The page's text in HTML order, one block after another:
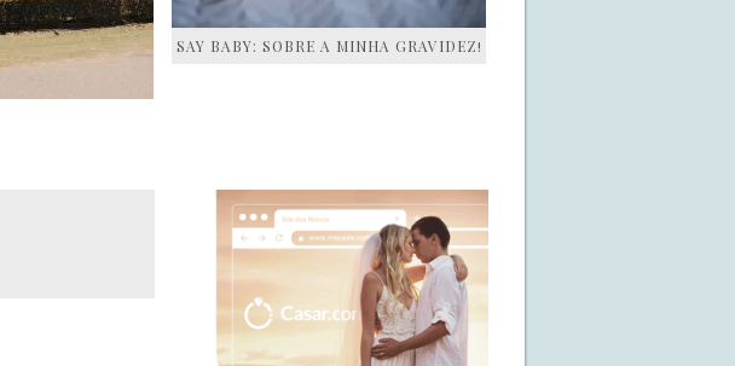
SAY BABY: SOBRE A MINHA GRAVIDEZ!
SIDEBAR